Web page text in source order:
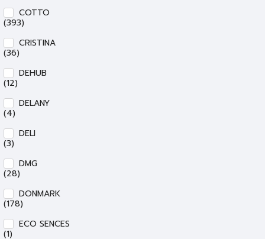
COTTO
(393)
CRISTINA
(36)
DEHUB
(12)
DELANY
(4)
DELI
(3)
DMG
(28)
DONMARK
(178)
ECO SENCES
(1)